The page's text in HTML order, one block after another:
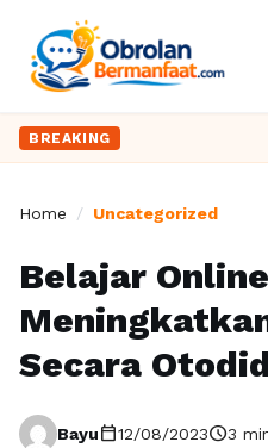
BREAKING
Home / Uncategorized
Belajar
Secara
Bayucalendar_today12/08/2023schedule3